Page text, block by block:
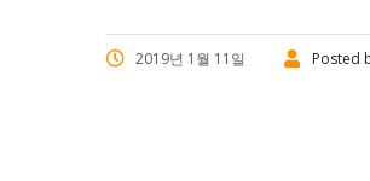
2019년 1월 11일 Posted